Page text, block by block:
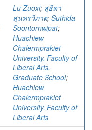
Lu Zuoxi; สุธิดา
สุนทรวิภาต; Suthida
Soontornwipat;
Huachiew
Chalermprakiet
University. Faculty of
Liberal Arts.
Graduate School;
Huachiew
Chalermprakiet
University. Faculty of
Liberal Arts